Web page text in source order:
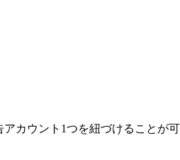
カウント1つを紐づけることが可